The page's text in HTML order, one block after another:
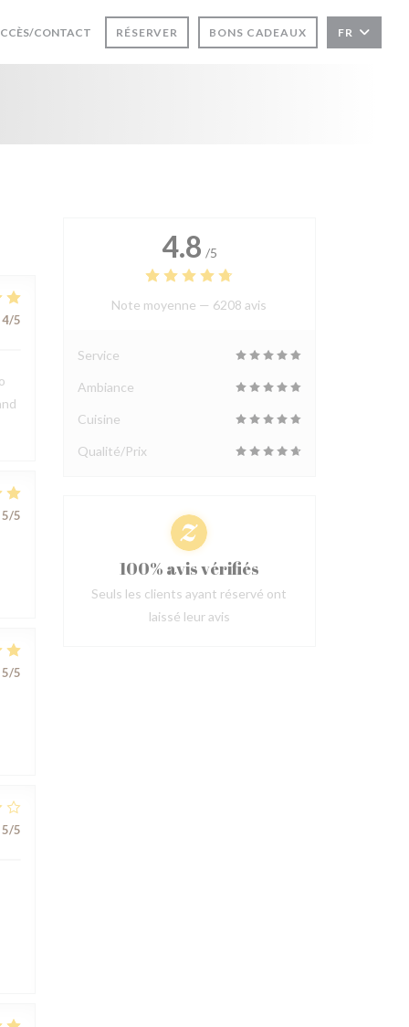
UNE NOUVELLE FENÊTRE))
CONTACT RÉSERVER BONS CADEAUX FR
4/5
5/5
5/5
5/5
4.8 /5
Note moyenne — 6208 avis
Service
Ambiance
Cuisine
Qualité/Prix
100% avis vérifiés
Seuls les clients ayant réservé ont
laissé leur avis